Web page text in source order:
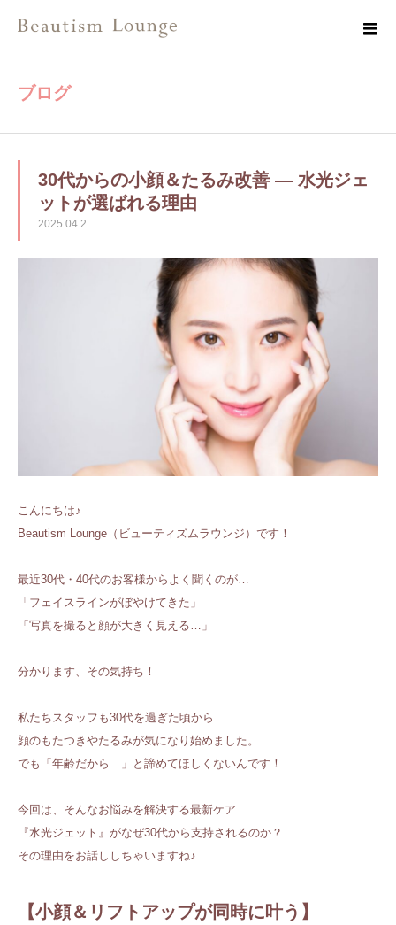
ブログ
30代からの小顔＆たるみ改善 — 水光ジェ
ットが選ばれる理由
2025.04.2
こんにちは♪
Beautism Lounge（ビューティズムラウンジ）です！
最近30代・40代のお客様からよく聞くのが…
「フェイスラインがぼやけてきた」
「写真を撮ると顔が大きく見える…」
分かります、その気持ち！
私たちスタッフも30代を過ぎた頃から
顔のもたつきやたるみが気になり始めました。
でも「年齢だから…」と諦めてほしくないんです！
今回は、そんなお悩みを解決する最新ケア
『水光ジェット』がなぜ30代から支持されるのか？
その理由をお話ししちゃいますね♪
【小顔＆リフトアップが同時に叶う】